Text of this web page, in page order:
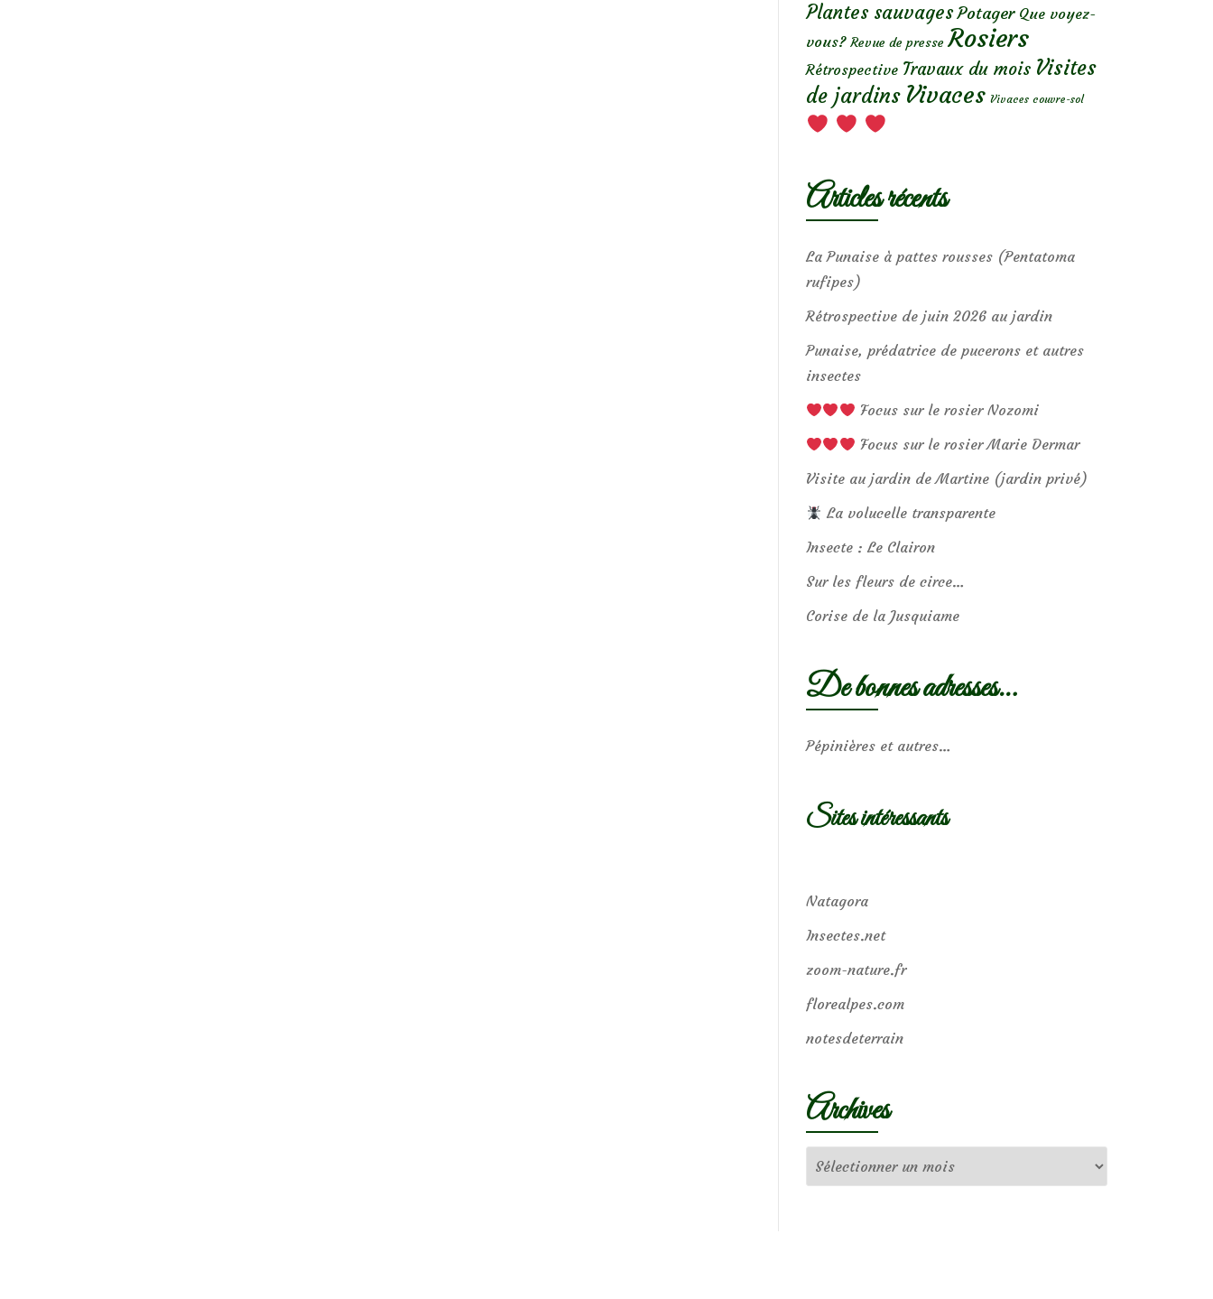
Plantes sauvages Potager Que voyez-
vous? Revue de presse Rosiers
Rétrospective Travaux du mois Visites
de jardins Vivaces Vivaces couvre-sol
Articles récents
La Punaise à pattes rousses (Pentatoma
rufipes)
Rétrospective de juin 2026 au jardin
Punaise, prédatrice de pucerons et autres
insectes
Focus sur le rosier Nozomi
Focus sur le rosier Marie Dermar
Visite au jardin de Martine (jardin privé)
La volucelle transparente
Insecte : Le Clairon
Sur les fleurs de circe…
Corise de la Jusquiame
De bonnes adresses…
Pépinières et autres…
Sites intéressants
Natagora
Insectes.net
zoom-nature.fr
florealpes.com
notesdeterrain
Archives
Archives